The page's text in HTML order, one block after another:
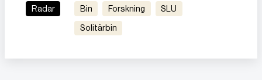
Radar Bin Forskning SLU
solitärbin